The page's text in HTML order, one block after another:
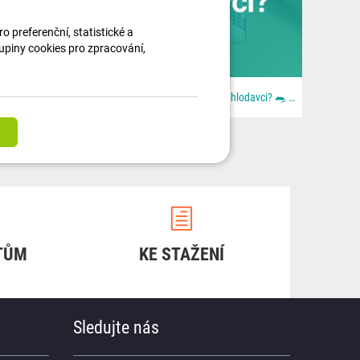
preferenční, statistické a
cookies pro zpracování,
🚚🎄 Ježíšek jel moc rychle. Lidi byli ještě rychlejší. Aneb: když se blbě zavřou dveře. Z dodávky... Chcete ochránit auto před hlodavci? 🐀 📦 Všechno najdeš u nás na 👉 dratek.cz #arduino...
KE STAŽENÍ
Sledujte nás